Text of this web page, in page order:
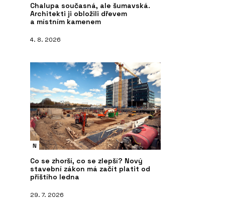
ČLÁNKY
Český výrobce dveří SAPELI uvádí na
trh dveře Nanoverde z
recyklovaných nápojových kartonů
Chalupa současná, ale šumavská.
Architekti ji obložili dřevem
a místním kamenem
4. 8. 2026
N
Co se zhorší, co se zlepší? Nový
stavební zákon má začít platit od
příštího ledna
29. 7. 2026